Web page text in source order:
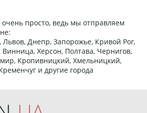
просто, ведь мы отправляем
Львов, Днепр, Запорожье, Кривой Рог,
Херсон, Полтава, Чернигов,
Кропивницкий, Хмельницкий,
и другие города